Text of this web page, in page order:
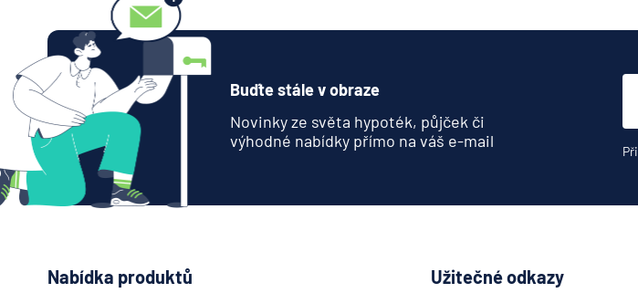
Buďte stále v obraze
Novinky ze světa hypoték, půjček či
výhodné nabídky přímo na váš e-mail
Nabídka produktů Užitečné odkazy